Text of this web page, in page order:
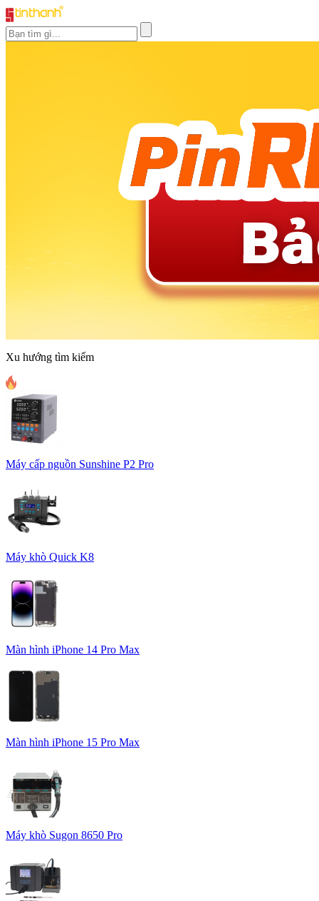
Xu hướng tìm kiếm
Máy cấp nguồn Sunshine P2 Pro
Máy khò Quick K8
Màn hình iPhone 14 Pro Max
Màn hình iPhone 15 Pro Max
Máy khò Sugon 8650 Pro